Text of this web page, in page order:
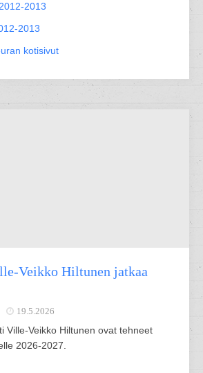
2013
2013
kotisivut
Veikko Hiltunen jatkaa
19.5.2026
Ville-Veikko Hiltunen ovat tehneet
2026-2027.